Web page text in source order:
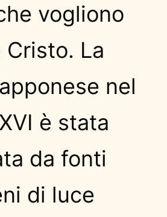
vogliono
Cristo. La
nel
è stata
da fonti
di luce